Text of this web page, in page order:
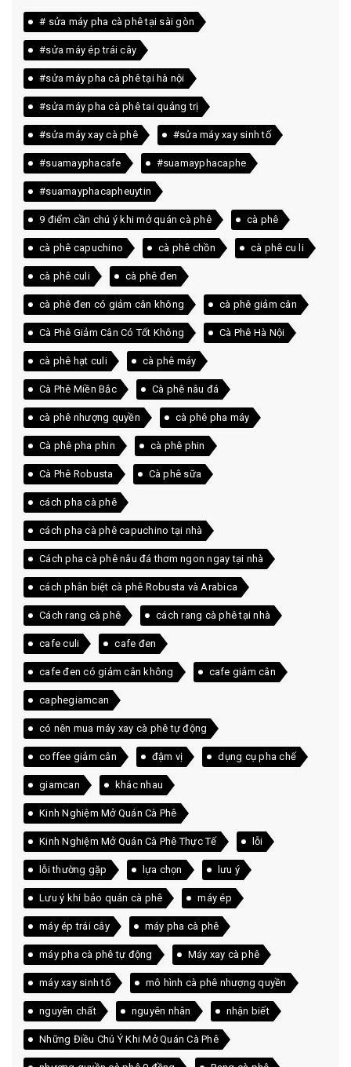
# sửa máy pha cà phê tại sài gòn
#sửa máy ép trái cây
#sửa máy pha cà phê tại hà nội
#sửa máy pha cà phê tai quảng trị
#sửa máy xay cà phê #sửa máy xay sinh tố
#suamayphacafe #suamayphacaphe
#suamayphacapheuytin
9 điểm cần chú ý khi mở quán cà phê cà phê
cà phê capuchino cà phê chồn cà phê cu li
cà phê culi cà phê đen
cà phê đen có giảm cân không cà phê giảm cân
Cà Phê Giảm Cân Có Tốt Không Cà Phê Hà Nội
cà phê hạt culi cà phê máy
Cà Phê Miền Bắc Cà phê nâu đá
cà phê nhượng quyền cà phê pha máy
Cà phê pha phin cà phê phin
Cà Phê Robusta Cà phê sữa
cách pha cà phê
cách pha cà phê capuchino tại nhà
Cách pha cà phê nâu đá thơm ngon ngay tại nhà
cách phân biệt cà phê Robusta và Arabica
Cách rang cà phê cách rang cà phê tại nhà
cafe culi cafe đen
cafe đen có giảm cân không cafe giảm cân
caphegiamcan
có nên mua máy xay cà phê tự động
coffee giảm cân đậm vị dụng cụ pha chế
giamcan khác nhau
Kinh Nghiệm Mở Quán Cà Phê
Kinh Nghiệm Mở Quán Cà Phê Thực Tế lỗi
lỗi thường gặp lựa chọn lưu ý
Lưu ý khi bảo quản cà phê máy ép
máy ép trái cây máy pha cà phê
máy pha cà phê tự động Máy xay cà phê
máy xay sinh tố mô hình cà phê nhượng quyền
nguyên chất nguyên nhân nhận biết
Những Điều Chú Ý Khi Mở Quán Cà Phê